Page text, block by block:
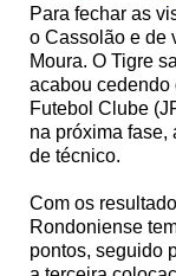
Para fechar as
o Cassolão e de
Moura. O Tigre
acabou cedendo
Futebol Clube
na próxima fase,
de técnico.
Com os
Rondoniense
pontos, seguido